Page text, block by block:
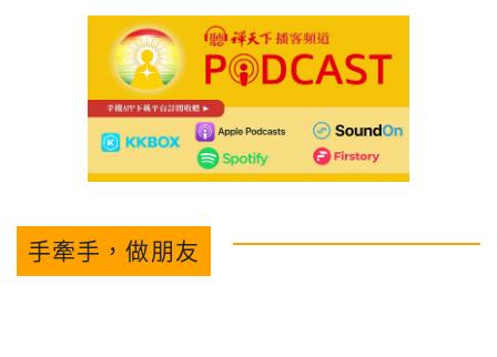
手牽手，做朋友